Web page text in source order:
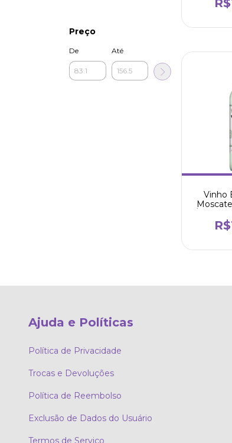
Preço
De Até
Vinho
Ajuda e Políticas
Política de Privacidade
Trocas e Devoluções
Política de Reembolso
Exclusão de Dados do Usuário
Termos de Serviço